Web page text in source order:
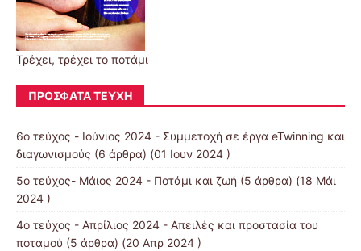
Τρέχει, τρέχει το ποτάμι
ΠΡΌΣΦΑΤΑ ΤΕΎΧΗ
6ο τεύχος - Ιούνιος 2024 - Συμμετοχή σε έργα eTwinning και
διαγωνισμούς (6 άρθρα) (01 Ιουν 2024 )
5ο τεύχος- Μάιος 2024 - Ποτάμι και ζωή (5 άρθρα) (18 Μάι
2024 )
4ο τεύχος - Απρίλιος 2024 - Απειλές και προστασία του
ποταμού (5 άρθρα) (20 Απρ 2024 )